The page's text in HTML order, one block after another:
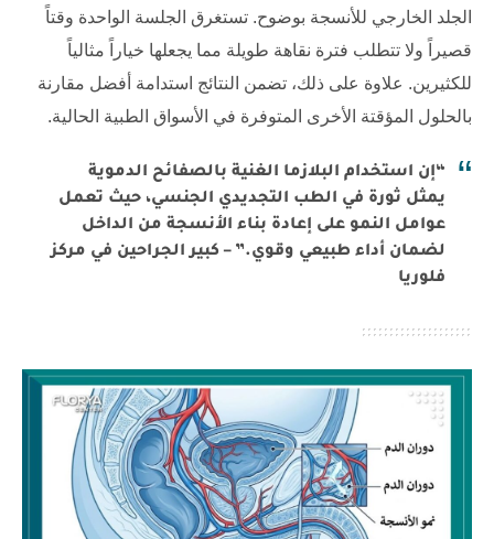
الجلد الخارجي للأنسجة بوضوح. تستغرق الجلسة الواحدة وقتاً
قصيراً ولا تتطلب فترة نقاهة طويلة مما يجعلها خياراً مثالياً
للكثيرين. علاوة على ذلك، تضمن النتائج استدامة أفضل مقارنة
بالحلول المؤقتة الأخرى المتوفرة في الأسواق الطبية الحالية.
“إن استخدام البلازما الغنية بالصفائح الدموية
يمثل ثورة في الطب التجديدي الجنسي، حيث تعمل
عوامل النمو على إعادة بناء الأنسجة من الداخل
لضمان أداء طبيعي وقوي.” – كبير الجراحين في مركز
فلوريا